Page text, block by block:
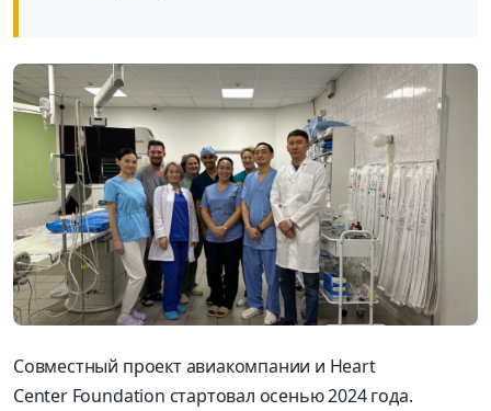
Совместный проект авиакомпании и Heart
Center Foundation стартовал осенью 2024 года.